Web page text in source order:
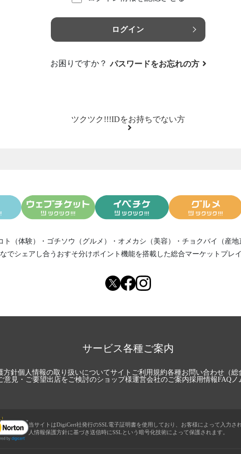
ログイン
お困りですか？ パスワードをお忘れの方
ツクツク!!!IDをお持ちでない方
ト（体験） ・ ゴチソウ（グルメ） ・ オメカシ（美容） ・ チョクバイ（産地
でシェアし合う おすそ分けポイント機能を搭載した総合マーケットプレイ
サービス各種ご案内
方針個人情報の取り扱いについてサイトご利用規約各種お問い合わせ（総
意見・ご要望出店をご検討のショップ様運営会社のご案内採用情報FAQノ
当サイトはDigiCert社発行のSSL電子証明書を使用しており、お客様によって入力さ
人情報保護方針に基づき送信時にSSLという暗号化技術によって保護されます。